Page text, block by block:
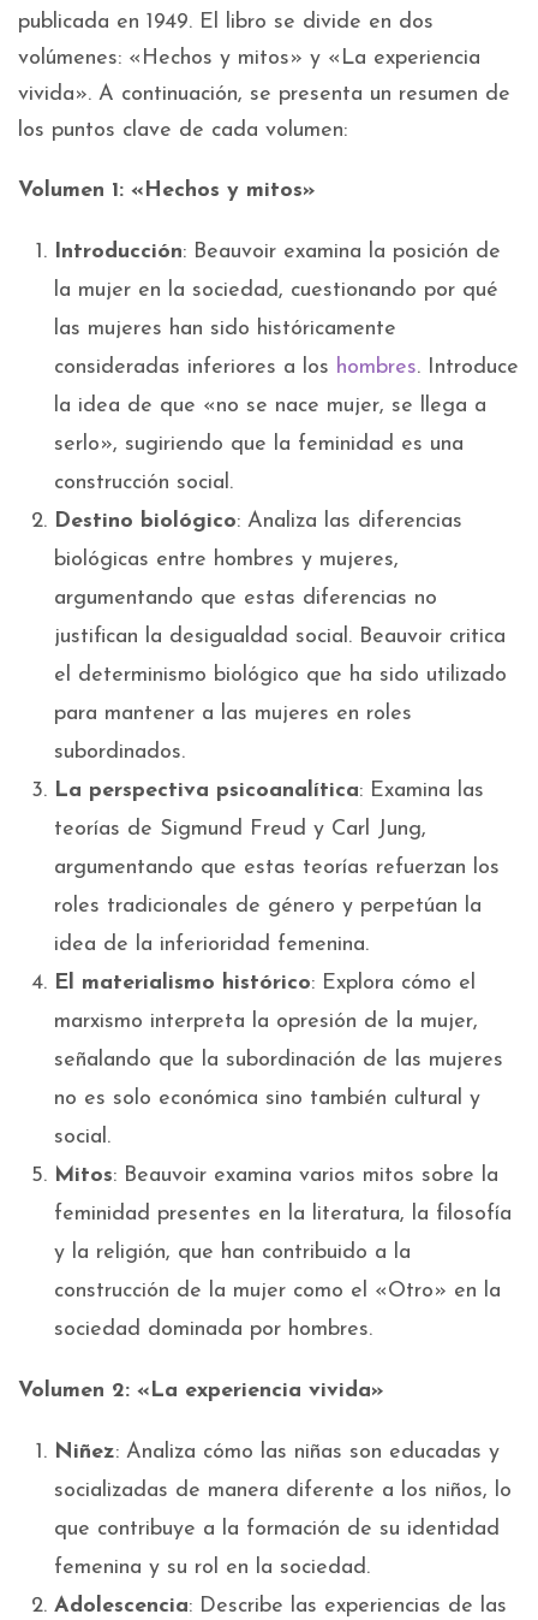
publicada en 1949. El libro se divide en dos
volúmenes: «Hechos y mitos» y «La experiencia
vivida». A continuación, se presenta un resumen de
los puntos clave de cada volumen:
Volumen 1: «Hechos y mitos»
Introducción: Beauvoir examina la posición de
la mujer en la sociedad, cuestionando por qué
las mujeres han sido históricamente
consideradas inferiores a los hombres. Introduce
la idea de que «no se nace mujer, se llega a
serlo», sugiriendo que la feminidad es una
construcción social.
Destino biológico: Analiza las diferencias
biológicas entre hombres y mujeres,
argumentando que estas diferencias no
justifican la desigualdad social. Beauvoir critica
el determinismo biológico que ha sido utilizado
para mantener a las mujeres en roles
subordinados.
La perspectiva psicoanalítica: Examina las
teorías de Sigmund Freud y Carl Jung,
argumentando que estas teorías refuerzan los
roles tradicionales de género y perpetúan la
idea de la inferioridad femenina.
El materialismo histórico: Explora cómo el
marxismo interpreta la opresión de la mujer,
señalando que la subordinación de las mujeres
no es solo económica sino también cultural y
social.
Mitos: Beauvoir examina varios mitos sobre la
feminidad presentes en la literatura, la filosofía
y la religión, que han contribuido a la
construcción de la mujer como el «Otro» en la
sociedad dominada por hombres.
Volumen 2: «La experiencia vivida»
Niñez: Analiza cómo las niñas son educadas y
socializadas de manera diferente a los niños, lo
que contribuye a la formación de su identidad
femenina y su rol en la sociedad.
Adolescencia: Describe las experiencias de las